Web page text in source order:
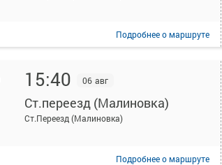
Подробнеео маршруте
15:40 06 авг
Ст.переезд (Малиновка)
Ст.Переезд (Малиновка)
Подробнеео маршруте